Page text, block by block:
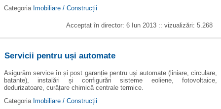
Categoria Imobiliare / Construcții
Acceptat în director: 6 Iun 2013 :: vizualizări: 5.268
Servicii pentru uși automate
Asigurăm service în și post garanție pentru uși automate (liniare, circulare,
batante), instalări și configurări sisteme eoliene, fotovoltaice,
dedurizatoare, curățare chimică centrale termice.
Categoria Imobiliare / Construcții